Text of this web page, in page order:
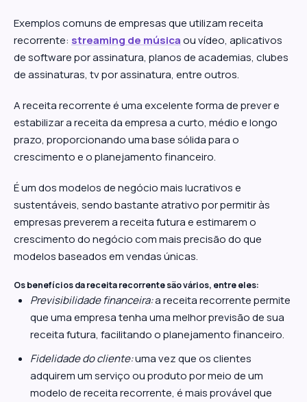
Exemplos comuns de empresas que utilizam receita
recorrente: streaming de músicaou vídeo, aplicativos
de software por assinatura, planos de academias, clubes
de assinaturas, tv por assinatura, entre outros.
A receita recorrente é uma excelente forma de prever e
estabilizar a receita da empresa a curto, médio e longo
prazo, proporcionando uma base sólida para o
crescimento e o planejamento financeiro.
É um dos modelos de negócio mais lucrativos e
sustentáveis, sendo bastante atrativo por permitir às
empresas preverem a receita futura e estimarem o
crescimento do negócio com mais precisão do que
modelos baseados em vendas únicas.
Os benefícios da receita recorrente são vários, entre eles:
Previsibilidade financeira:a receita recorrente permite
que uma empresa tenha uma melhor previsão de sua
receita futura, facilitando o planejamento financeiro.
Fidelidade do cliente:uma vez que os clientes
adquirem um serviço ou produto por meio de um
modelo de receita recorrente, é mais provável que